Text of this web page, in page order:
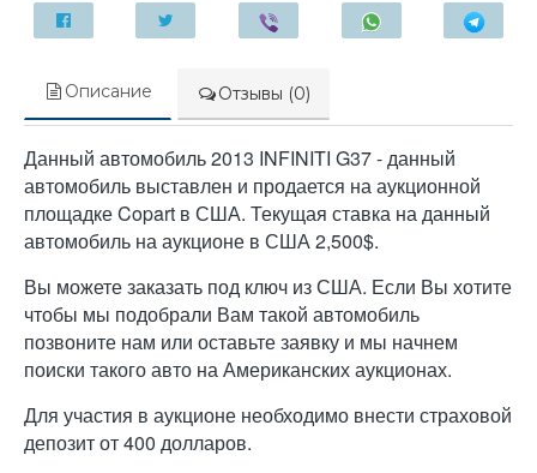
Описание Отзывы (0)
Данный автомобиль 2013 INFINITI G37 - данный
автомобиль выставлен и продается на аукционной
площадке Copart в США. Текущая ставка на данный
автомобиль на аукционе в США 2,500$.
Вы можете заказать под ключ из США. Если Вы хотите
чтобы мы подобрали Вам такой автомобиль
позвоните нам или оставьте заявку и мы начнем
поиски такого авто на Американских аукционах.
Для участия в аукционе необходимо внести страховой
депозит от 400 долларов.